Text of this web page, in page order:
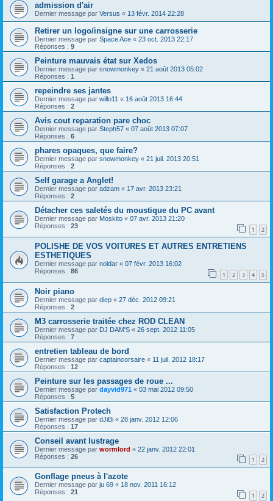
admission d'air
Dernier message par Versus « 13 févr. 2014 22:28
Retirer un logo/insigne sur une carrosserie
Dernier message par Space Ace « 23 oct. 2013 22:17
Réponses : 9
Peinture mauvais état sur Xedos
Dernier message par snowmonkey « 21 août 2013 05:02
Réponses : 1
repeindre ses jantes
Dernier message par willo11 « 16 août 2013 16:44
Réponses : 2
Avis cout reparation pare choc
Dernier message par Steph57 « 07 août 2013 07:07
Réponses : 6
phares opaques, que faire?
Dernier message par snowmonkey « 21 juil. 2013 20:51
Réponses : 2
Self garage a Anglet!
Dernier message par adzam « 17 avr. 2013 23:21
Réponses : 2
Détacher ces saletés du moustique du PC avant
Dernier message par Moskito « 07 avr. 2013 21:20
Réponses : 23 1 2
POLISHE DE VOS VOITURES ET AUTRES ENTRETIENS
ESTHETIQUES
Dernier message par noldar « 07 févr. 2013 16:02
Réponses : 86 1 2 3 4 5
Noir piano
Dernier message par diep « 27 déc. 2012 09:21
Réponses : 2
M3 carrosserie traitée chez ROD CLEAN
Dernier message par DJ DAM'S « 26 sept. 2012 11:05
Réponses : 7
entretien tableau de bord
Dernier message par captaincorsaire « 11 juil. 2012 18:17
Réponses : 12
Peinture sur les passages de roue ...
Dernier message par dayvid971 « 03 mai 2012 09:50
Réponses : 5
Satisfaction Protech
Dernier message par dJiBi « 28 janv. 2012 12:06
Réponses : 17
Conseil avant lustrage
Dernier message par wormlord « 22 janv. 2012 22:01
Réponses : 26 1 2
Gonflage pneus à l'azote
Dernier message par ju 69 « 18 nov. 2011 16:12
Réponses : 21 1 2